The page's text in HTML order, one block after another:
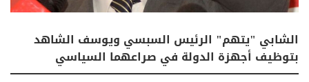
الشابي "يتهم" الرئيس السبسي ويوسف الشاهد
بتوظيف أجهزة الدولة في صراعهما السياسي